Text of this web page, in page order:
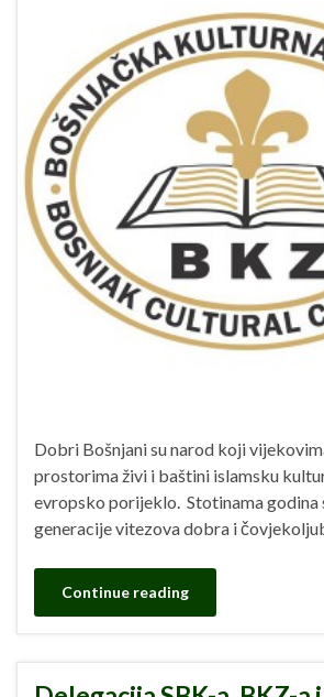
Dobri Bošnjani su narod koji
prostorima živi i baštini islamsku
evropsko porijeklo. Stotinama godina
generacije vitezova dobra i
Continue reading